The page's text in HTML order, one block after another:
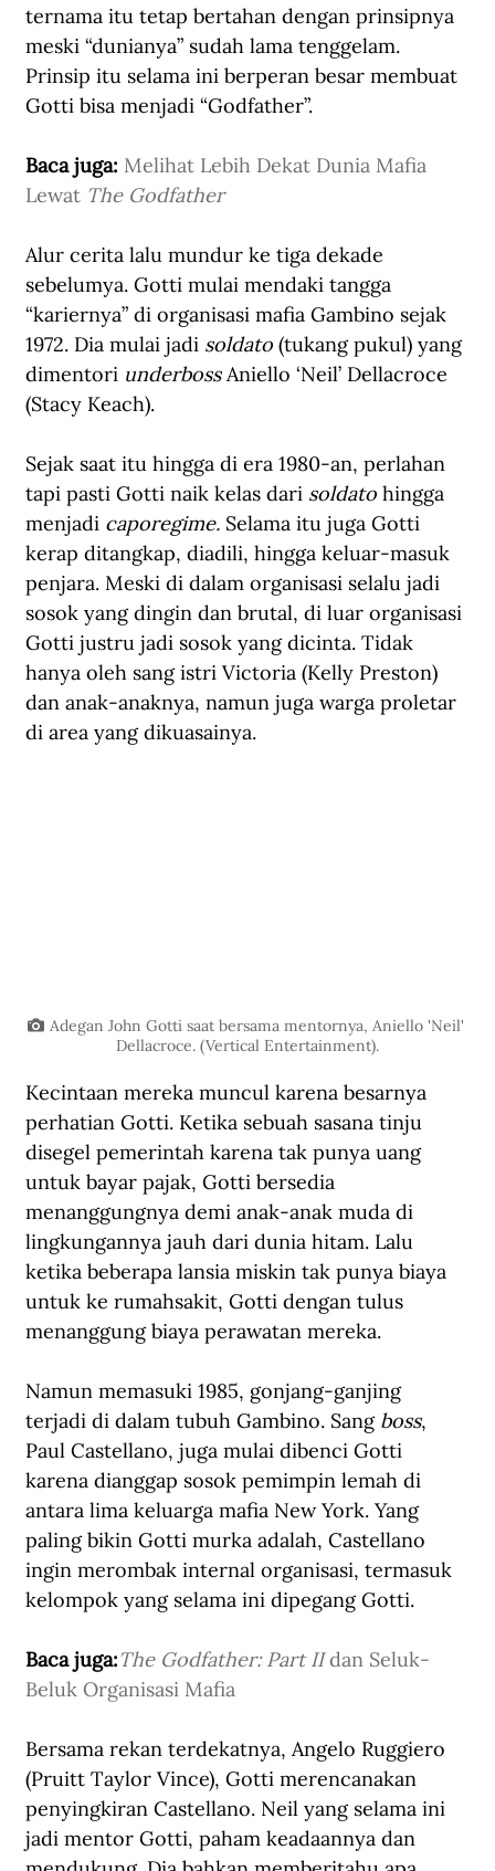
ternama itu tetap bertahan dengan prinsipnya
meski “dunianya” sudah lama tenggelam.
Prinsip itu selama ini berperan besar membuat
Gotti bisa menjadi “Godfather”.
Baca juga: Melihat Lebih Dekat Dunia Mafia
Lewat The Godfather
Alur cerita lalu mundur ke tiga dekade
sebelumya. Gotti mulai mendaki tangga
“kariernya” di organisasi mafia Gambino sejak
1972. Dia mulai jadi soldato (tukang pukul) yang
dimentori underboss Aniello ‘Neil’ Dellacroce
(Stacy Keach).
Sejak saat itu hingga di era 1980-an, perlahan
tapi pasti Gotti naik kelas dari soldato hingga
menjadi caporegime. Selama itu juga Gotti
kerap ditangkap, diadili, hingga keluar-masuk
penjara. Meski di dalam organisasi selalu jadi
sosok yang dingin dan brutal, di luar organisasi
Gotti justru jadi sosok yang dicinta. Tidak
hanya oleh sang istri Victoria (Kelly Preston)
dan anak-anaknya, namun juga warga proletar
di area yang dikuasainya.
Adegan John Gotti saat bersama mentornya, Aniello 'Neil'
Dellacroce. (Vertical Entertainment).
Kecintaan mereka muncul karena besarnya
perhatian Gotti. Ketika sebuah sasana tinju
disegel pemerintah karena tak punya uang
untuk bayar pajak, Gotti bersedia
menanggungnya demi anak-anak muda di
lingkungannya jauh dari dunia hitam. Lalu
ketika beberapa lansia miskin tak punya biaya
untuk ke rumahsakit, Gotti dengan tulus
menanggung biaya perawatan mereka.
Namun memasuki 1985, gonjang-ganjing
terjadi di dalam tubuh Gambino. Sang boss,
Paul Castellano, juga mulai dibenci Gotti
karena dianggap sosok pemimpin lemah di
antara lima keluarga mafia New York. Yang
paling bikin Gotti murka adalah, Castellano
ingin merombak internal organisasi, termasuk
kelompok yang selama ini dipegang Gotti.
Baca juga:The Godfather: Part II dan Seluk-
Beluk Organisasi Mafia
Bersama rekan terdekatnya, Angelo Ruggiero
(Pruitt Taylor Vince), Gotti merencanakan
penyingkiran Castellano. Neil yang selama ini
jadi mentor Gotti, paham keadaannya dan